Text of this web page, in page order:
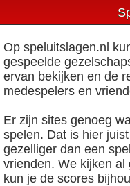
Op speluitslagen.nl
gespeelde
ervan bekijken en de
medespelers en
Er zijn sites genoeg
spelen. Dat is hier
gezelliger dan een
vrienden. We kijken
kun je de scores